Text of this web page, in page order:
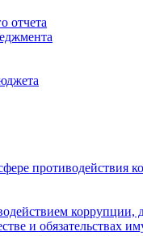
отчета
противодействия
коррупции,
и обязательствах